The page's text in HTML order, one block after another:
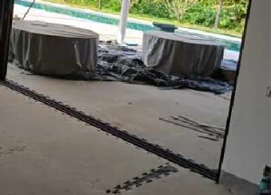
padrão
acústicas
alto padrão
fábrica
isolamento acústico